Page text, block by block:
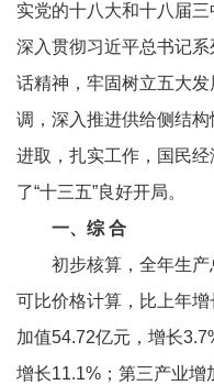
实党的十八大和十八届
深入贯彻习近平总书记
话精神，牢固树立五大
调，深入推进供给侧结
进取，扎实工作，国民
了“十三五”良好开局。
一、综 合
初步核算，全年生
可比价格计算，比上年
加值54.72亿元，增长
增长11.1%；第三产业增